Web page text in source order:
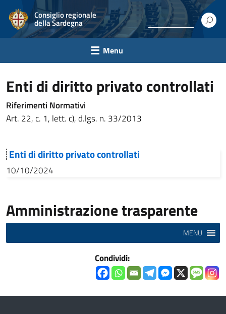
Consiglio regionale
della Sardegna
Menu
Enti di diritto privato controllati
Riferimenti Normativi
Art. 22, c. 1, lett. c), d.lgs. n. 33/2013
Enti di diritto privato controllati
10/10/2024
Amministrazione trasparente
MENU
Condividi: